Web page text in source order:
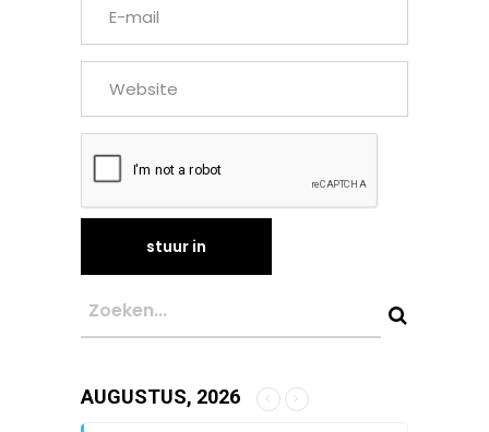
AUGUSTUS, 2026